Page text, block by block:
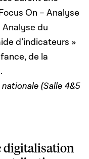
On – Analyse
Analyse du
d’indicateurs »
de la
(Salle 4&5
digitalisation